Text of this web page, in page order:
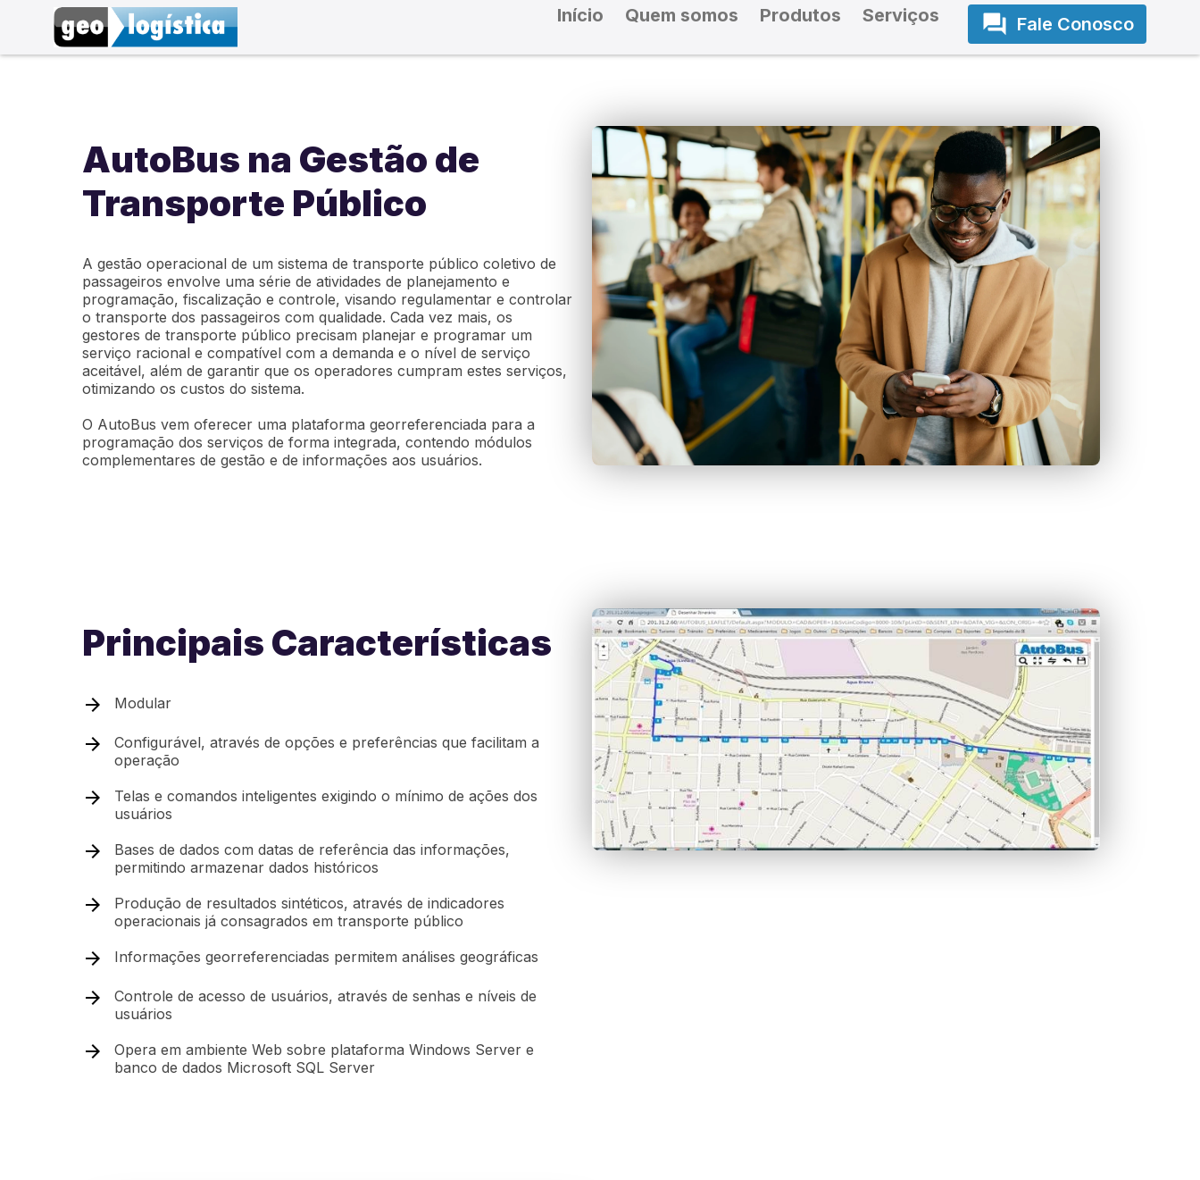
Início Quem somos Produtos Serviços Fale Conosco
AutoBus na Gestão de
Transporte Público
A gestão operacional de um sistema de transporte público coletivo de
passageiros envolve uma série de atividades de planejamento e
programação, fiscalização e controle, visando regulamentar e controlar
o transporte dos passageiros com qualidade. Cada vez mais, os
gestores de transporte público precisam planejar e programar um
serviço racional e compatível com a demanda e o nível de serviço
aceitável, além de garantir que os operadores cumpram estes serviços,
otimizando os custos do sistema.
O AutoBus vem oferecer uma plataforma georreferenciada para a
programação dos serviços de forma integrada, contendo módulos
complementares de gestão e de informações aos usuários.
Principais Características
Modular
Configurável, através de opções e preferências que facilitam a
operação
Telas e comandos inteligentes exigindo o mínimo de ações dos
usuários
Bases de dados com datas de referência das informações,
permitindo armazenar dados históricos
Produção de resultados sintéticos, através de indicadores
operacionais já consagrados em transporte público
Informações georreferenciadas permitem análises geográficas
Controle de acesso de usuários, através de senhas e níveis de
usuários
Opera em ambiente Web sobre plataforma Windows Server e
banco de dados Microsoft SQL Server